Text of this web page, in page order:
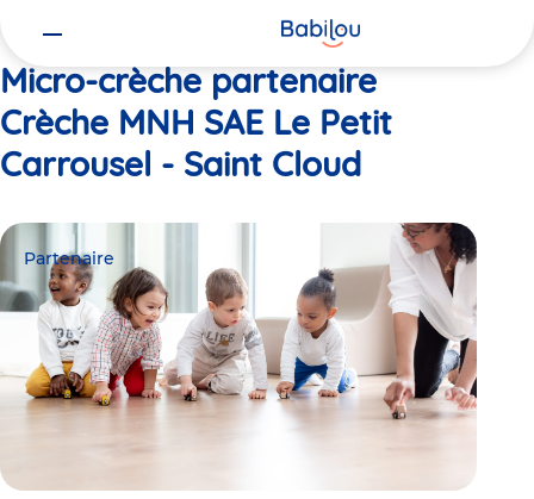
Micro-crèche partenaire
Crèche MNH SAE Le Petit
Carrousel - Saint Cloud
Partenaire